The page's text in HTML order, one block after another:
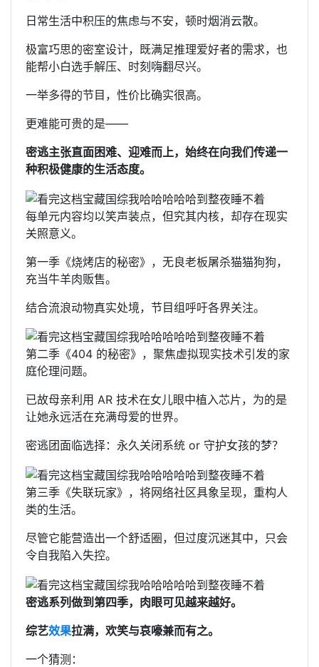
日常生活中积压的焦虑与不安，顿时烟消云散。
极富巧思的密室设计，既满足推理爱好者的需求，也
能帮小白选手解压、时刻嗨翻尽兴。
一举多得的节目，性价比确实很高。
更难能可贵的是——
密逃主张直面困难、迎难而上，始终在向我们传递一
种积极健康的生活态度。
每单元内容均以笑声装点，但究其内核，却存在现实
关照意义。
第一季《烧烤店的秘密》，无良老板屠杀猫猫狗狗，
充当牛羊肉贩售。
结合流浪动物真实处境，节目组呼吁各界关注。
第二季《404 的秘密》，聚焦虚拟现实技术引发的家
庭伦理问题。
已故母亲利用 AR 技术在女儿眼中植入芯片，为的是
让她永远活在充满母爱的世界。
密逃团面临选择：永久关闭系统 or 守护女孩的梦？
第三季《失联玩家》，将网络社区具象呈现，重构人
类的生活。
尽管它能营造出一个舒适圈，但过度沉迷其中，只会
令自我陷入失控。
密逃系列做到第四季，肉眼可见越来越好。
综艺效果拉满，欢笑与哀嚎兼而有之。
一个猜测：